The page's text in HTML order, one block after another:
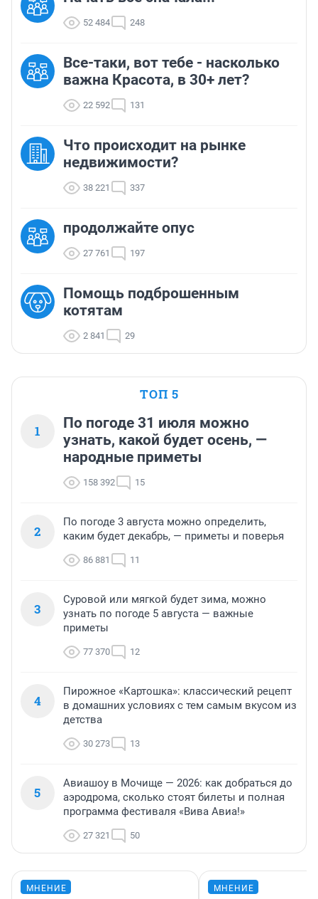
52 484 248
Все-таки, вот тебе - насколько
важна Красота, в 30+ лет?
22 592 131
Что происходит на рынке
недвижимости?
38 221 337
продолжайте опус
27 761 197
Помощь подброшенным
котятам
2 841 29
ТОП 5
1
По погоде 31 июля можно
узнать, какой будет осень, —
народные приметы
158 392 15
2
По погоде 3 августа можно определить,
каким будет декабрь, — приметы и поверья
86 881 11
3
Суровой или мягкой будет зима, можно
узнать по погоде 5 августа — важные
приметы
77 370 12
4
Пирожное «Картошка»: классический рецепт
в домашних условиях с тем самым вкусом из
детства
30 273 13
5
Авиашоу в Мочище — 2026: как добраться до
аэродрома, сколько стоят билеты и полная
программа фестиваля «Вива Авиа!»
27 321 50
МНЕНИЕ МНЕНИЕ